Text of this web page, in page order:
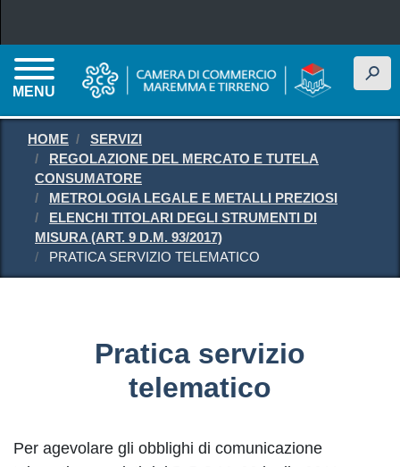
MENU
h
HOME
SERVIZI
REGOLAZIONE DEL MERCATO E TUTELA
CONSUMATORE
METROLOGIA LEGALE E METALLI PREZIOSI
ELENCHI TITOLARI DEGLI STRUMENTI DI
MISURA (ART. 9 D.M. 93/2017)
PRATICA SERVIZIO TELEMATICO
Pratica servizio
telematico
Per agevolare gli obblighi di comunicazione